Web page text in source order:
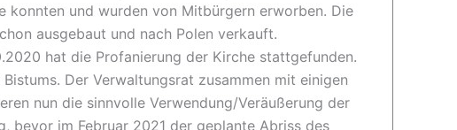
konnten und wurden von Mitbürgern erworben. Die
ausgebaut und nach Polen verkauft.
hat die Profanierung der Kirche stattgefunden.
Der Verwaltungsrat zusammen mit einigen
nun die sinnvolle Verwendung/Veräußerung der
bevor im Februar 2021 der geplante Abriss des